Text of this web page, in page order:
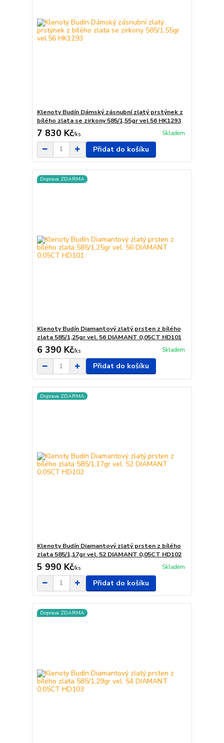
Klenoty Budín Dámský zásnubní zlatý prstýnek z
bílého zlata se zirkony 585/1,55gr vel.56 HK1293
7 830 Kč/ks Skladem
Přidat do košíku
Doprava ZDARMA
Klenoty Budín Diamantový zlatý prsten z bílého
zlata 585/1,25gr vel. 56 DIAMANT 0,05CT HD101
6 390 Kč/ks Skladem
Přidat do košíku
Doprava ZDARMA
Klenoty Budín Diamantový zlatý prsten z bílého
zlata 585/1,17gr vel. 52 DIAMANT 0,05CT HD102
5 990 Kč/ks Skladem
Přidat do košíku
Doprava ZDARMA